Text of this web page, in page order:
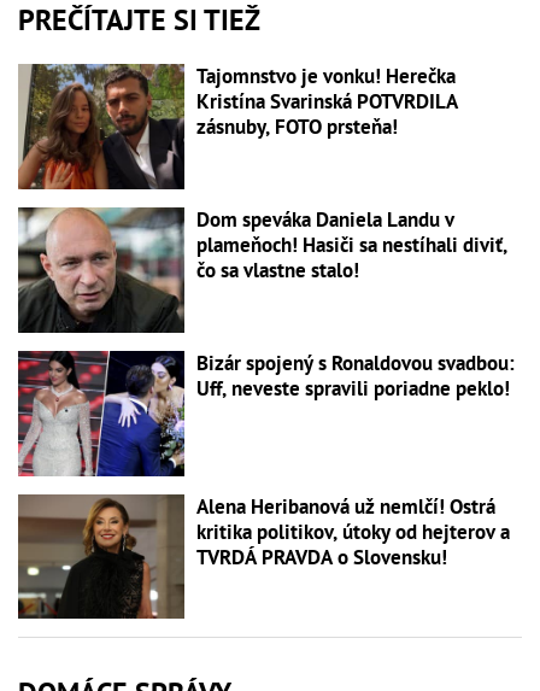
PREČÍTAJTE SI TIEŽ
Tajomnstvo je vonku! Herečka
Kristína Svarinská POTVRDILA
zásnuby, FOTO prsteňa!
Dom speváka Daniela Landu v
plameňoch! Hasiči sa nestíhali diviť,
čo sa vlastne stalo!
Bizár spojený s Ronaldovou svadbou:
Uff, neveste spravili poriadne peklo!
Alena Heribanová už nemlčí! Ostrá
kritika politikov, útoky od hejterov a
TVRDÁ PRAVDA o Slovensku!